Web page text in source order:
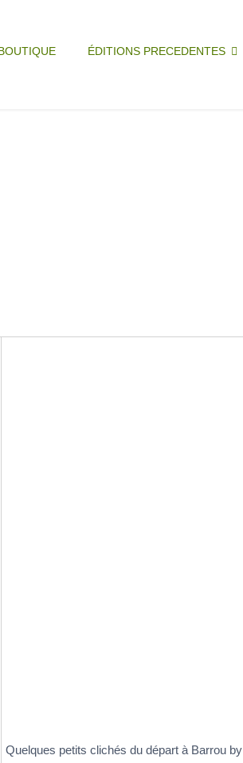
ÉDITIONS PRECEDENTES
Quelques petits clichés du départ à Barrou by